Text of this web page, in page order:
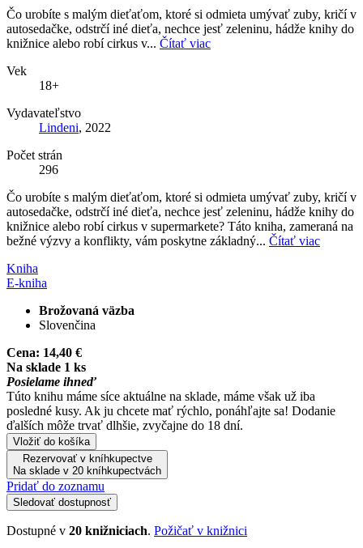
Čo urobíte s malým dieťaťom, ktoré si odmieta umývať zuby, kričí v
autosedačke, odstrčí iné dieťa, nechce jesť zeleninu, hádže knihy do
knižnice alebo robí cirkus v... Čítať viac
Vek
18+
Vydavateľstvo
Lindeni, 2022
Počet strán
296
Čo urobíte s malým dieťaťom, ktoré si odmieta umývať zuby, kričí v
autosedačke, odstrčí iné dieťa, nechce jesť zeleninu, hádže knihy do
knižnice alebo robí cirkus v supermarkete? Táto kniha, zameraná na
bežné výzvy a konflikty, vám poskytne základný... Čítať viac
Kniha
E-kniha
Brožovaná väzba
Slovenčina
Cena: 14,40 €
Na sklade 1 ks
Posielame ihneď
Túto knihu máme síce aktuálne na sklade, máme však už iba
posledné kusy. Ak ju chcete mať rýchlo, ponáhľajte sa! Dodanie
ďalších môže trvať dlhšie, zvyčajne do 18 dní.
Vložiť do košíka
Rezervovať v kníhkupectve
Na sklade v 20 kníhkupectvách
Pridať do zoznamu
Sledovať dostupnosť
Dostupné v 20 knižniciach. Požičať v knižnici